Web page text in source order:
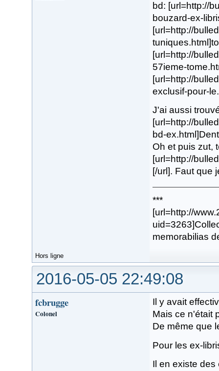
bd: [url=http://
bouzard-ex-
[url=http://
[url=http://
57ieme-
[url=http://
exclusif-pour-
J'ai aussi
[url=http://
bd-
Oh et puis zut,
[url=http://
[/url]. Faut que
***
[url=http://
memorabilias
Hors ligne
2016-05-05 22:49:08
fcbrugge
Colonel
Il y avait
Mais ce n'était
De même que
Pour les ex-
Il en existe